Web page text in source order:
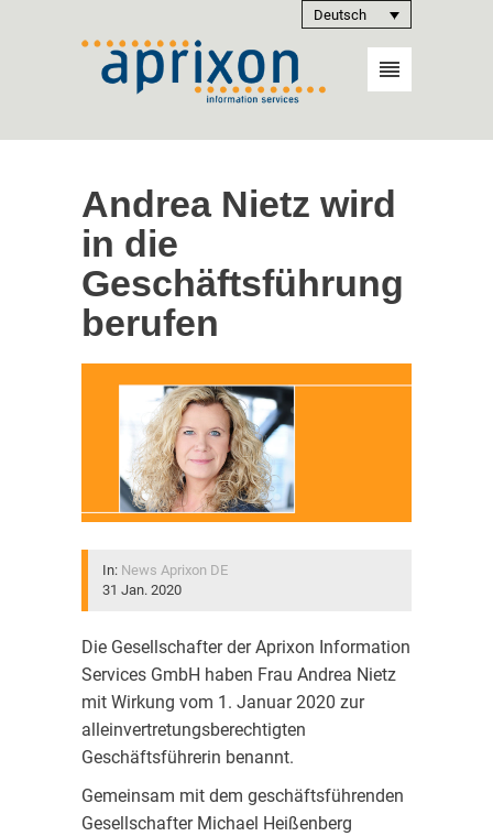
Deutsch
Andrea Nietz wird
in die
Geschäftsführung
berufen
In: News Aprixon DE
31 Jan. 2020
Die Gesellschafter der Aprixon Information
Services GmbH haben Frau Andrea Nietz
mit Wirkung vom 1. Januar 2020 zur
alleinvertretungsberechtigten
Geschäftsführerin benannt.
Gemeinsam mit dem geschäftsführenden
Gesellschafter Michael Heißenberg